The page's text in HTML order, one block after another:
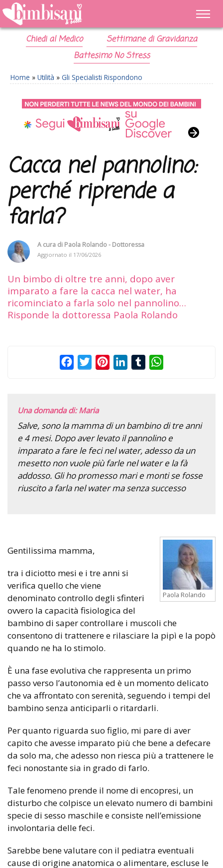
Chiedi al Medico
Settimane di Gravidanza
Battesimo No Stress
Home » Utilità » Gli Specialisti Rispondono
Cacca nel pannolino:
perché riprende a
farla?
A cura di Paola Rolando - Dottoressa
Aggiornato il 17/06/2026
Un bimbo di oltre tre anni, dopo aver
imparato a fare la cacca nel water, ha
ricominciato a farla solo nel pannolino…
Risponde la dottoressa Paola Rolando
FacebookTwitterPinterestLinkedInTumblr
Una domanda di: Maria
Salve, sono la mamma di un bambino di tre anni
e 4 mesi. Dopo aver levato il pannolino e
imparato a fare le feci nel water, adesso da un
mesetto non vuole più farle nel water e la fà
addosso. Gli ho promesso mari e monti se fosse
riuscito a farla nel water ma senza successo
Paola Rolando
Gentilissima mamma,
tra i diciotto mesi e i tre anni si
verifica quello che viene
denominato controllo degli sfinteri
ovvero la capacità fisiologica del
bambino di saper controllare i muscoli che
consentono di trattenere e rilasciare la pipì e la popò
quando ne ha lo stimolo.
È una fase evolutiva che rappresenta un primo
passo verso l’autonomia ed è un momento delicato
che va affrontato con serenità, seguendo i tempi del
bambino senza anticiparli o ritardarli.
Per quanto riguarda suo figlio, mi pare di aver
capito che avesse imparato più che bene a defecare
da solo ma, che adesso non riesca più a trattenere le
feci nonostante sia in grado di farlo.
Tale fenomeno prende il nome di encopresi, un
disturbo che colpisce un elevato numero di bambini
specie di sesso maschile e consiste nell’emissione
involontaria delle feci.
Sarebbe bene valutare con il pediatra eventuali
cause di origine anatomica o alimentare, escluse le